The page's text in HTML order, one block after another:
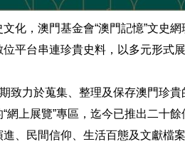
化，澳門基金會“澳門記憶”文史
平台串連珍貴史料，以多元形式
致力於蒐集、整理及保存澳門珍
網上展覽”專區，迄今已推出二十
、民間信仰、生活百態及文獻檔